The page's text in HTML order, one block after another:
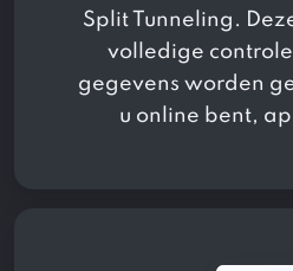
Split Tunneling.
volledige
gegevens worden
u online bent,